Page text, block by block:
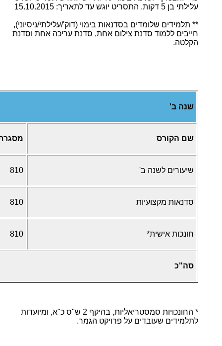
עלילתי בן 5 דקות. התסריט יוגש עד לתאריך:
15.10.2015
** תלמידים שלומדים בסדנאות בימוי (דוק'/עלילתי/ניסיוני),
חייבים ללמוד סדנת צילום אחת, סדנת עריכה אחת וסדנת
הקלטה.
שנה ב'
שם הקורס
שיעורים לשנה ב' 810
סדנאות מקצועיות 810
חונכות אישית* 810
סה"כ
* החונכויות סמסטריאליות, בהיקף 2 ש"ס כ"א, ומיועדות
לתלמידים שעובדים על פרויקט הגמר.